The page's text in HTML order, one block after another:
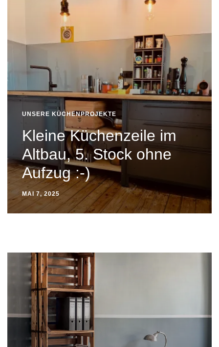
UNSERE KÜCHENPROJEKTE
Kleine Küchenzeile im
Altbau, 5. Stock ohne
Aufzug :-)
MAI 7, 2025